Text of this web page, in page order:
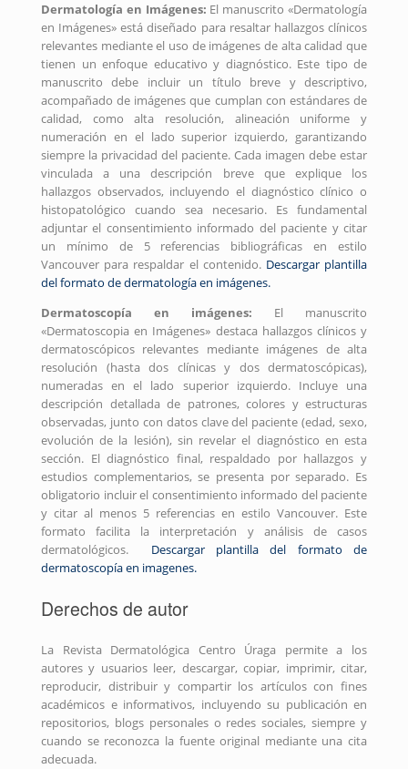
Dermatología en Imágenes: El manuscrito «Dermatología
en Imágenes» está diseñado para resaltar hallazgos clínicos
relevantes mediante el uso de imágenes de alta calidad que
tienen un enfoque educativo y diagnóstico. Este tipo de
manuscrito debe incluir un título breve y descriptivo,
acompañado de imágenes que cumplan con estándares de
calidad, como alta resolución, alineación uniforme y
numeración en el lado superior izquierdo, garantizando
siempre la privacidad del paciente. Cada imagen debe estar
vinculada a una descripción breve que explique los
hallazgos observados, incluyendo el diagnóstico clínico o
histopatológico cuando sea necesario. Es fundamental
adjuntar el consentimiento informado del paciente y citar
un mínimo de 5 referencias bibliográficas en estilo
Vancouver para respaldar el contenido. Descargar plantilla
del formato de dermatología en imágenes.
Dermatoscopía en imágenes: El manuscrito
«Dermatoscopia en Imágenes» destaca hallazgos clínicos y
dermatoscópicos relevantes mediante imágenes de alta
resolución (hasta dos clínicas y dos dermatoscópicas),
numeradas en el lado superior izquierdo. Incluye una
descripción detallada de patrones, colores y estructuras
observadas, junto con datos clave del paciente (edad, sexo,
evolución de la lesión), sin revelar el diagnóstico en esta
sección. El diagnóstico final, respaldado por hallazgos y
estudios complementarios, se presenta por separado. Es
obligatorio incluir el consentimiento informado del paciente
y citar al menos 5 referencias en estilo Vancouver. Este
formato facilita la interpretación y análisis de casos
dermatológicos. Descargar plantilla del formato de
dermatoscopía en imagenes.
Derechos de autor
La Revista Dermatológica Centro Úraga permite a los
autores y usuarios leer, descargar, copiar, imprimir, citar,
reproducir, distribuir y compartir los artículos con fines
académicos e informativos, incluyendo su publicación en
repositorios, blogs personales o redes sociales, siempre y
cuando se reconozca la fuente original mediante una cita
adecuada.